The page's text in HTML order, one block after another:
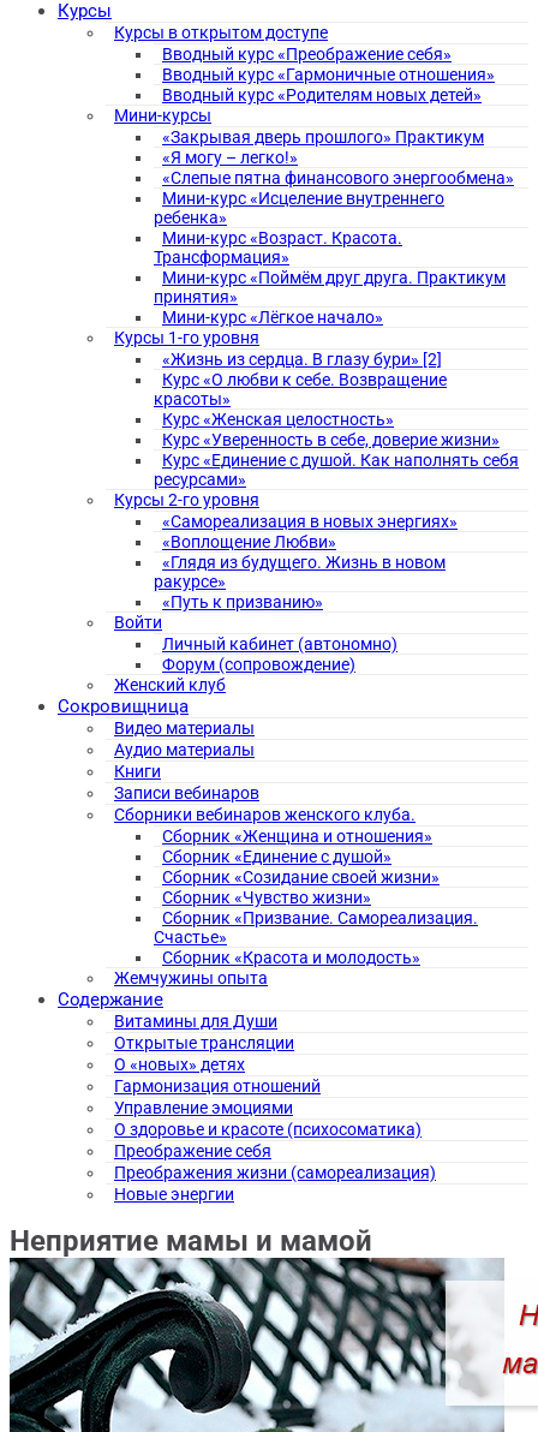
Курсы
Курсы в открытом доступе
Вводный курс «Преображение себя»
Вводный курс «Гармоничные отношения»
Вводный курс «Родителям новых детей»
Мини-курсы
«Закрывая дверь прошлого» Практикум
«Я могу – легко!»
«Слепые пятна финансового энергообмена»
Мини-курс «Исцеление внутреннего
ребенка»
Мини-курс «Возраст. Красота.
Трансформация»
Мини-курс «Поймём друг друга. Практикум
принятия»
Мини-курс «Лёгкое начало»
Курсы 1-го уровня
«Жизнь из сердца. В глазу бури» [2]
Курс «О любви к себе. Возвращение
красоты»
Курс «Женская целостность»
Курс «Уверенность в себе, доверие жизни»
Курс «Единение с душой. Как наполнять себя
ресурсами»
Курсы 2-го уровня
«Самореализация в новых энергиях»
«Воплощение Любви»
«Глядя из будущего. Жизнь в новом
ракурсе»
«Путь к призванию»
Войти
Личный кабинет (автономно)
Форум (сопровождение)
Женский клуб
Сокровищница
Видео материалы
Аудио материалы
Книги
Записи вебинаров
Сборники вебинаров женского клуба.
Сборник «Женщина и отношения»
Сборник «Единение с душой»
Сборник «Созидание своей жизни»
Сборник «Чувство жизни»
Сборник «Призвание. Самореализация.
Счастье»
Сборник «Красота и молодость»
Жемчужины опыта
Содержание
Витамины для Души
Открытые трансляции
О «новых» детях
Гармонизация отношений
Управление эмоциями
О здоровье и красоте (психосоматика)
Преображение себя
Преображения жизни (самореализация)
Новые энергии
Неприятие мамы и мамой